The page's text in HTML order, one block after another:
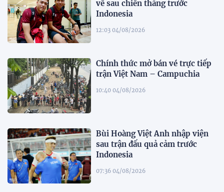
về sau chiến thắng trước
Indonesia
12:03 04/08/2026
Chính thức mở bán vé trực tiếp
trận Việt Nam – Campuchia
10:40 04/08/2026
Bùi Hoàng Việt Anh nhập viện
sau trận đấu quả cảm trước
Indonesia
07:36 04/08/2026